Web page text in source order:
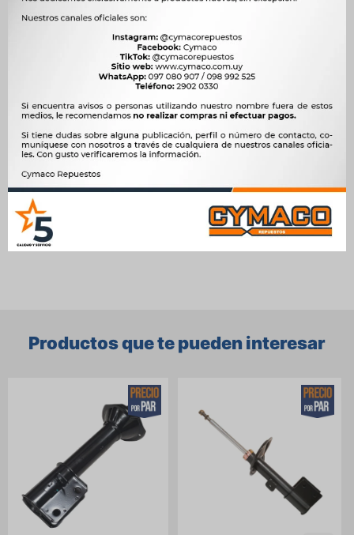
Modelo 301, C-ELYSEE
DELANTERO
NAFTA, 1.6 VTi 120 HP 5FS (EP6C) NAFTA
OEM ROM.3218
Ver mas productos de la marca Saker
Productos que te pueden interesar